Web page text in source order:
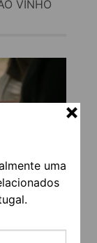
uma
VINHO
COM
À